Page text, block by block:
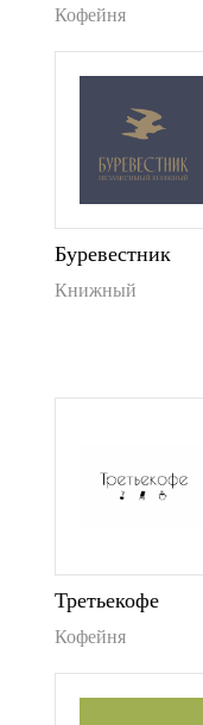
Кофейня
Буревестник
Книжный
Третьекофе
Кофейня